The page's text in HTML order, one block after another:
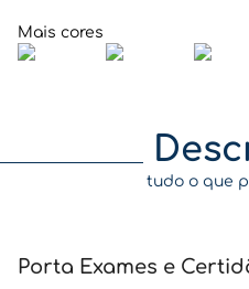
tudo o que
Porta Exames e